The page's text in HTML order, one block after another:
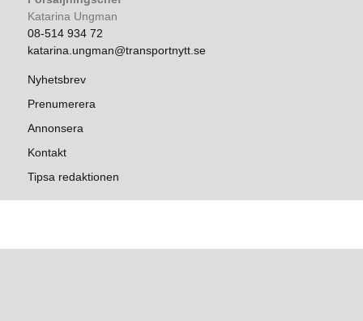
Katarina Ungman
08-514 934 72
katarina.ungman@transportnytt.se
Nyhetsbrev
Prenumerera
Annonsera
Kontakt
Tipsa redaktionen